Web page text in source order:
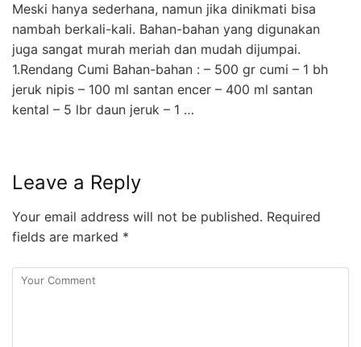
Meski hanya sederhana, namun jika dinikmati bisa
nambah berkali-kali. Bahan-bahan yang digunakan
juga sangat murah meriah dan mudah dijumpai.
1.Rendang Cumi Bahan-bahan : – 500 gr cumi – 1 bh
jeruk nipis – 100 ml santan encer – 400 ml santan
kental – 5 lbr daun jeruk – 1 …
Leave a Reply
Your email address will not be published. Required
fields are marked *